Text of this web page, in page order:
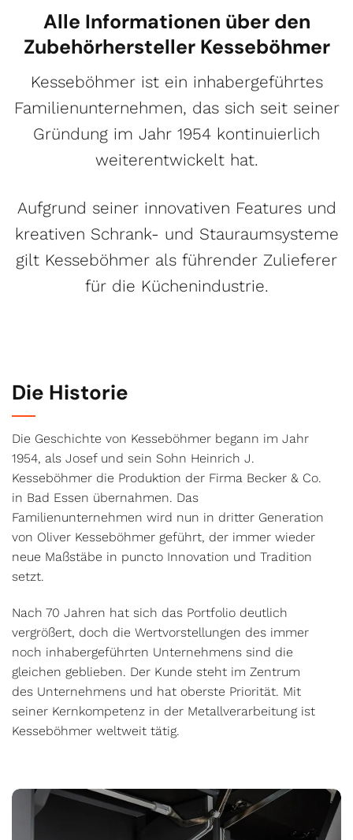
Alle Informationen über den
Zubehörhersteller Kesseböhmer
Kesseböhmer ist ein inhabergeführtes
Familienunternehmen, das sich seit seiner
Gründung im Jahr 1954 kontinuierlich
weiterentwickelt hat.
Aufgrund seiner innovativen Features und
kreativen Schrank- und Stauraumsysteme
gilt Kesseböhmer als führender Zulieferer
für die Küchenindustrie.
Die Historie
Die Geschichte von Kesseböhmer begann im Jahr
1954, als Josef und sein Sohn Heinrich J.
Kesseböhmer die Produktion der Firma Becker & Co.
in Bad Essen übernahmen. Das
Familienunternehmen wird nun in dritter Generation
von Oliver Kesseböhmer geführt, der immer wieder
neue Maßstäbe in puncto Innovation und Tradition
setzt.
Nach 70 Jahren hat sich das Portfolio deutlich
vergrößert, doch die Wertvorstellungen des immer
noch inhabergeführten Unternehmens sind die
gleichen geblieben. Der Kunde steht im Zentrum
des Unternehmens und hat oberste Priorität. Mit
seiner Kernkompetenz in der Metallverarbeitung ist
Kesseböhmer weltweit tätig.